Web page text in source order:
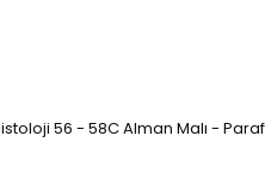
56 - 58C Alman Malı -